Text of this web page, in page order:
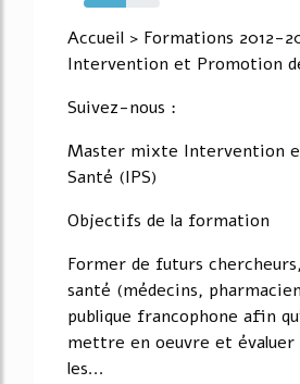
55%
Accueil > Formations 2012-
Intervention et Promotion
Suivez-nous :
Master mixte Intervention
Santé (IPS)
Objectifs de la formation
Former de futurs
santé (médecins,
publique francophone afin
mettre en oeuvre et
les...